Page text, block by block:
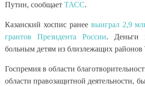
Путин, сообщает ТАСС.
Казанский хоспис ранее выиграл 2,9
грантов Президента России. Деньги
больным детям из близлежащих районов
Госпремия в области
области правозащитной деятельности,